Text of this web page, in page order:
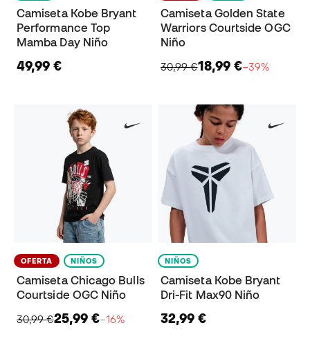
Camiseta Kobe Bryant
Performance Top
Mamba Day Niño
49,99 €
Camiseta Golden State
Warriors Courtside OGC
Niño
30,99 €18,99 €−39%
OFERTA NIÑOS
Camiseta Chicago Bulls
Courtside OGC Niño
30,99 €25,99 €−16%
NIÑOS
Camiseta Kobe Bryant
Dri-Fit Max90 Niño
32,99 €